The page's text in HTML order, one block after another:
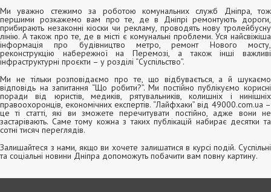
Ми уважно стежимо за роботою комунальних служб Дніпра, тож
першими розкажемо вам про те, де в Дніпрі ремонтують дороги,
прибирають незаконні кіоски чи рекламу, проводять нову тролейбусну
лінію. А також про те, де в місті є комунальні проблеми. Уся найсвіжіша
інформація про будівництво метро, ремонт Нового мосту,
реконструкцію набережної на Перемозі, а також інші важливі
інфраструктурні проєкти – у розділі “Суспільство”.
Ми не тільки розповідаємо про те, що відбувається, а й шукаємо
відповідь на запитання “Що робити?”. Ми постійно публікуємо корисні
поради від юристів, медиків, рятувальників, колишніх і нинішніх
правоохоронців, економічних експертів. “Лайфхаки” від 49000.com.ua –
це ті статті, які ви зможете перечитувати постійно, адже вони не
застарівають. Саме тому кожна з таких публікацій набирає десятки та
сотні тисяч переглядів.
Залишайтеся з нами, якщо ви хочете залишатися в курсі подій. Суспільні
та соціальні новини Дніпра допоможуть побачити вам повну картину.